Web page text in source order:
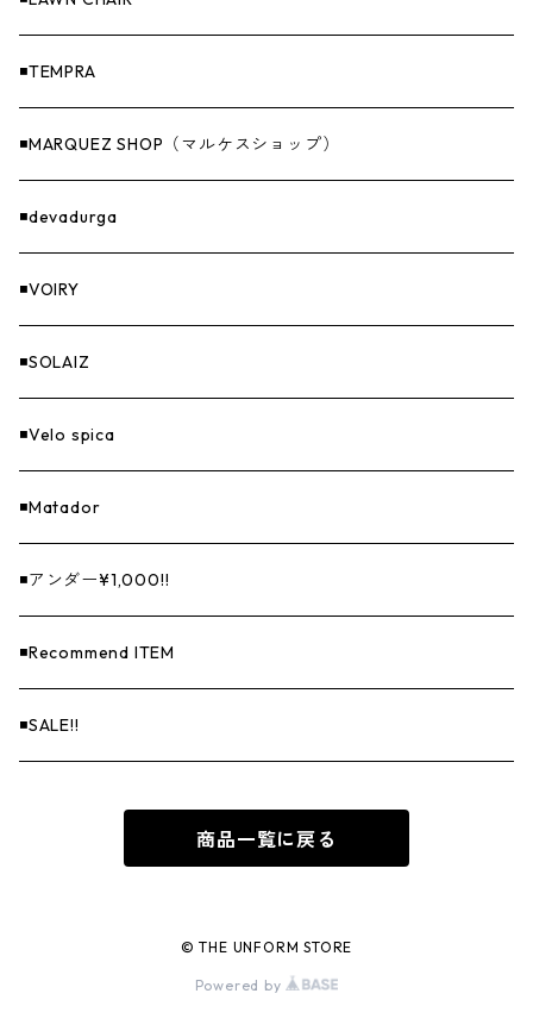
ナイフ＆アックス
燃料
GOODS
◾️TEMPRA
◾️MARQUEZ SHOP（マルケスショップ）
◾️devadurga
◾️VOIRY
◾️SOLAIZ
◾️Velo spica
◾️Matador
◾️アンダー¥1,000!!
◾️Recommend ITEM
◾️SALE!!
商品一覧に戻る
© THE UNFORM STORE
Powered by